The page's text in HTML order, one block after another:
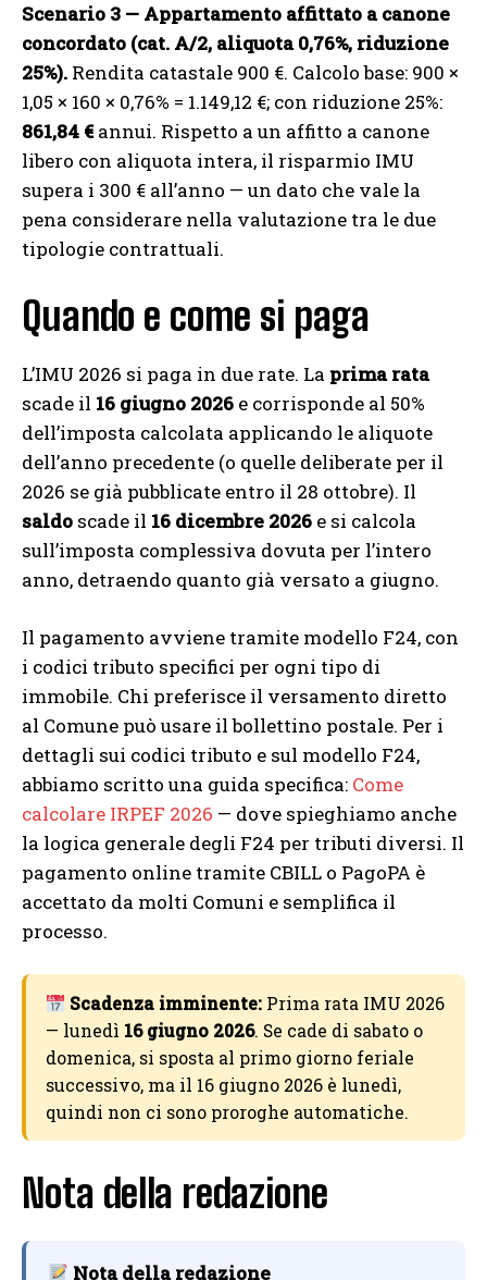
Scenario 3 — Appartamento affittato a canone
concordato (cat. A/2, aliquota 0,76%, riduzione
25%). Rendita catastale 900 €. Calcolo base: 900 ×
1,05 × 160 × 0,76% = 1.149,12 €; con riduzione 25%:
861,84 €annui. Rispetto a un affitto a canone
libero con aliquota intera, il risparmio IMU
supera i 300 € all’anno — un dato che vale la
pena considerare nella valutazione tra le due
tipologie contrattuali.
Quando e come si paga
L’IMU 2026 si paga in due rate. La prima rata
scade il 16 giugno 2026 e corrisponde al 50%
dell’imposta calcolata applicando le aliquote
dell’anno precedente (o quelle deliberate per il
2026 se già pubblicate entro il 28 ottobre). Il
saldo scade il 16 dicembre 2026 e si calcola
sull’imposta complessiva dovuta per l’intero
anno, detraendo quanto già versato a giugno.
Il pagamento avviene tramite modello F24, con
i codici tributo specifici per ogni tipo di
immobile. Chi preferisce il versamento diretto
al Comune può usare il bollettino postale. Per i
dettagli sui codici tributo e sul modello F24,
abbiamo scritto una guida specifica: Come
calcolare IRPEF 2026 — dove spieghiamo anche
la logica generale degli F24 per tributi diversi. Il
pagamento online tramite CBILL o PagoPA è
accettato da molti Comuni e semplifica il
processo.
Scadenza imminente:Prima rata IMU 2026
— lunedì 16 giugno 2026. Se cade di sabato o
domenica, si sposta al primo giorno feriale
successivo, ma il 16 giugno 2026 è lunedì,
quindi non ci sono proroghe automatiche.
Nota della redazione
Nota della redazione